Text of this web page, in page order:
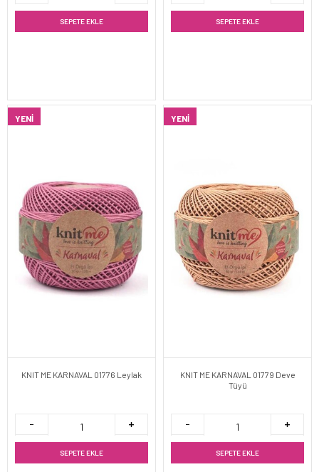
SEPETE EKLE SEPETE EKLE
YENI
KNIT ME KARNAVAL 01776 Leylak
SEPETE EKLE
YENI
KNIT ME KARNAVAL 01779 Deve
Tüyü
SEPETE EKLE